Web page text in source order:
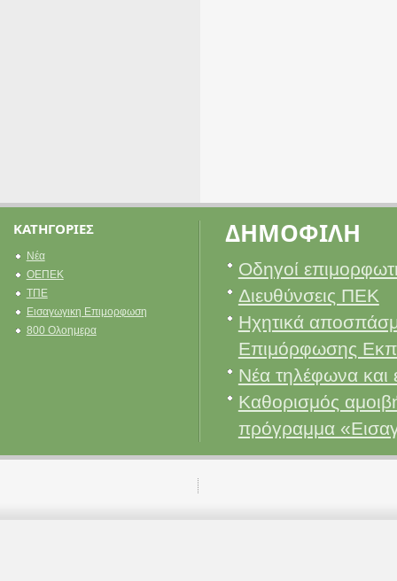
ΚΑΤΗΓΟΡΙΕΣ
Νέα
ΟΕΠΕΚ
ΤΠΕ
Εισαγωγικη Επιμορφωση
800 Ολοημερα
ΔΗΜΟΦΙΛΗ
Οδηγοί
Διευθύνσεις ΠΕΚ
Ηχητικά
Επιμόρφωσης
Νέα τηλέφωνα και
Καθορισμός
πρόγραμμα